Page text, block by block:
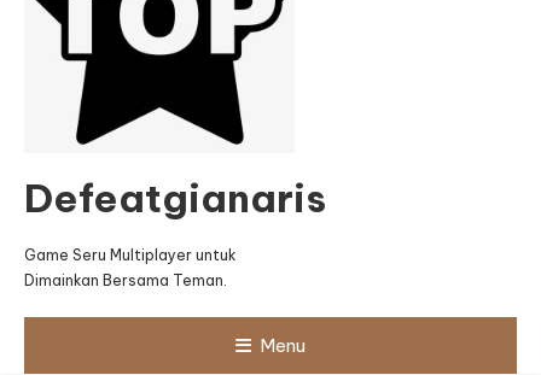
Defeatgianaris
Game Seru Multiplayer untuk
Dimainkan Bersama Teman.
Menu